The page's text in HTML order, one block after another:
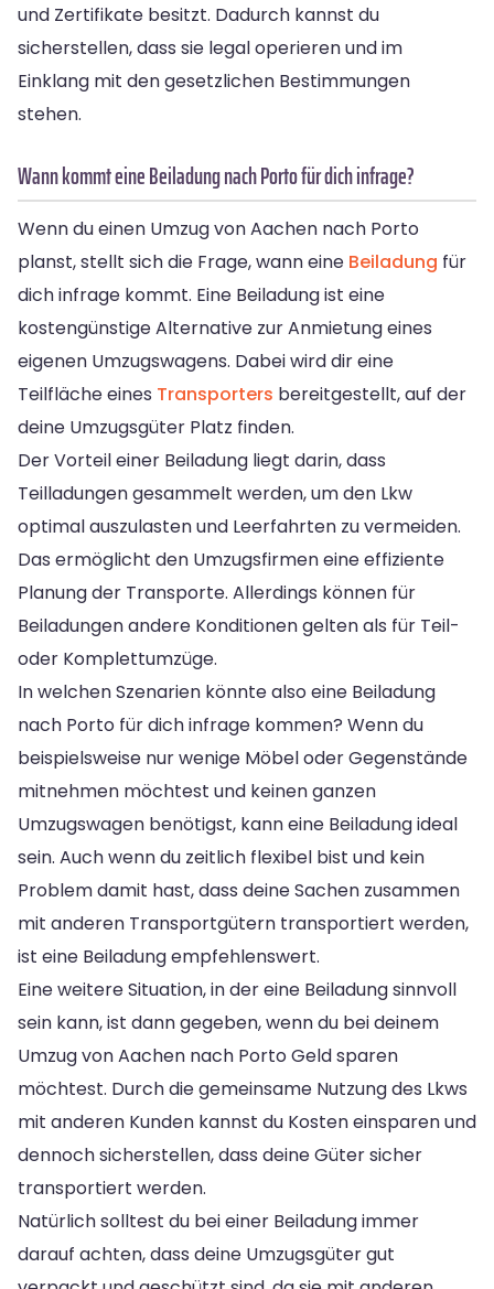
und Zertifikate besitzt. Dadurch kannst du
sicherstellen, dass sie legal operieren und im
Einklang mit den gesetzlichen Bestimmungen
stehen.
Wann kommt eine Beiladung nach Porto für dich infrage?
Wenn du einen Umzug von Aachen nach Porto
planst, stellt sich die Frage, wann eine Beiladung für
dich infrage kommt. Eine Beiladung ist eine
kostengünstige Alternative zur Anmietung eines
eigenen Umzugswagens. Dabei wird dir eine
Teilfläche eines Transporters bereitgestellt, auf der
deine Umzugsgüter Platz finden.
Der Vorteil einer Beiladung liegt darin, dass
Teilladungen gesammelt werden, um den Lkw
optimal auszulasten und Leerfahrten zu vermeiden.
Das ermöglicht den Umzugsfirmen eine effiziente
Planung der Transporte. Allerdings können für
Beiladungen andere Konditionen gelten als für Teil-
oder Komplettumzüge.
In welchen Szenarien könnte also eine Beiladung
nach Porto für dich infrage kommen? Wenn du
beispielsweise nur wenige Möbel oder Gegenstände
mitnehmen möchtest und keinen ganzen
Umzugswagen benötigst, kann eine Beiladung ideal
sein. Auch wenn du zeitlich flexibel bist und kein
Problem damit hast, dass deine Sachen zusammen
mit anderen Transportgütern transportiert werden,
ist eine Beiladung empfehlenswert.
Eine weitere Situation, in der eine Beiladung sinnvoll
sein kann, ist dann gegeben, wenn du bei deinem
Umzug von Aachen nach Porto Geld sparen
möchtest. Durch die gemeinsame Nutzung des Lkws
mit anderen Kunden kannst du Kosten einsparen und
dennoch sicherstellen, dass deine Güter sicher
transportiert werden.
Natürlich solltest du bei einer Beiladung immer
darauf achten, dass deine Umzugsgüter gut